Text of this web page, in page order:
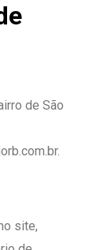
de São
site,